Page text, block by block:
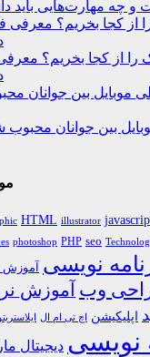
و چه مهارت‌هایی باید
را از کجا بخریم؟
بین جوانان
HTML illustrator
photoshop PHP seo
نویسی آموزش
وب آموزش
اپلیکیشن اچ تی ام ال
نویسی دیجیتال